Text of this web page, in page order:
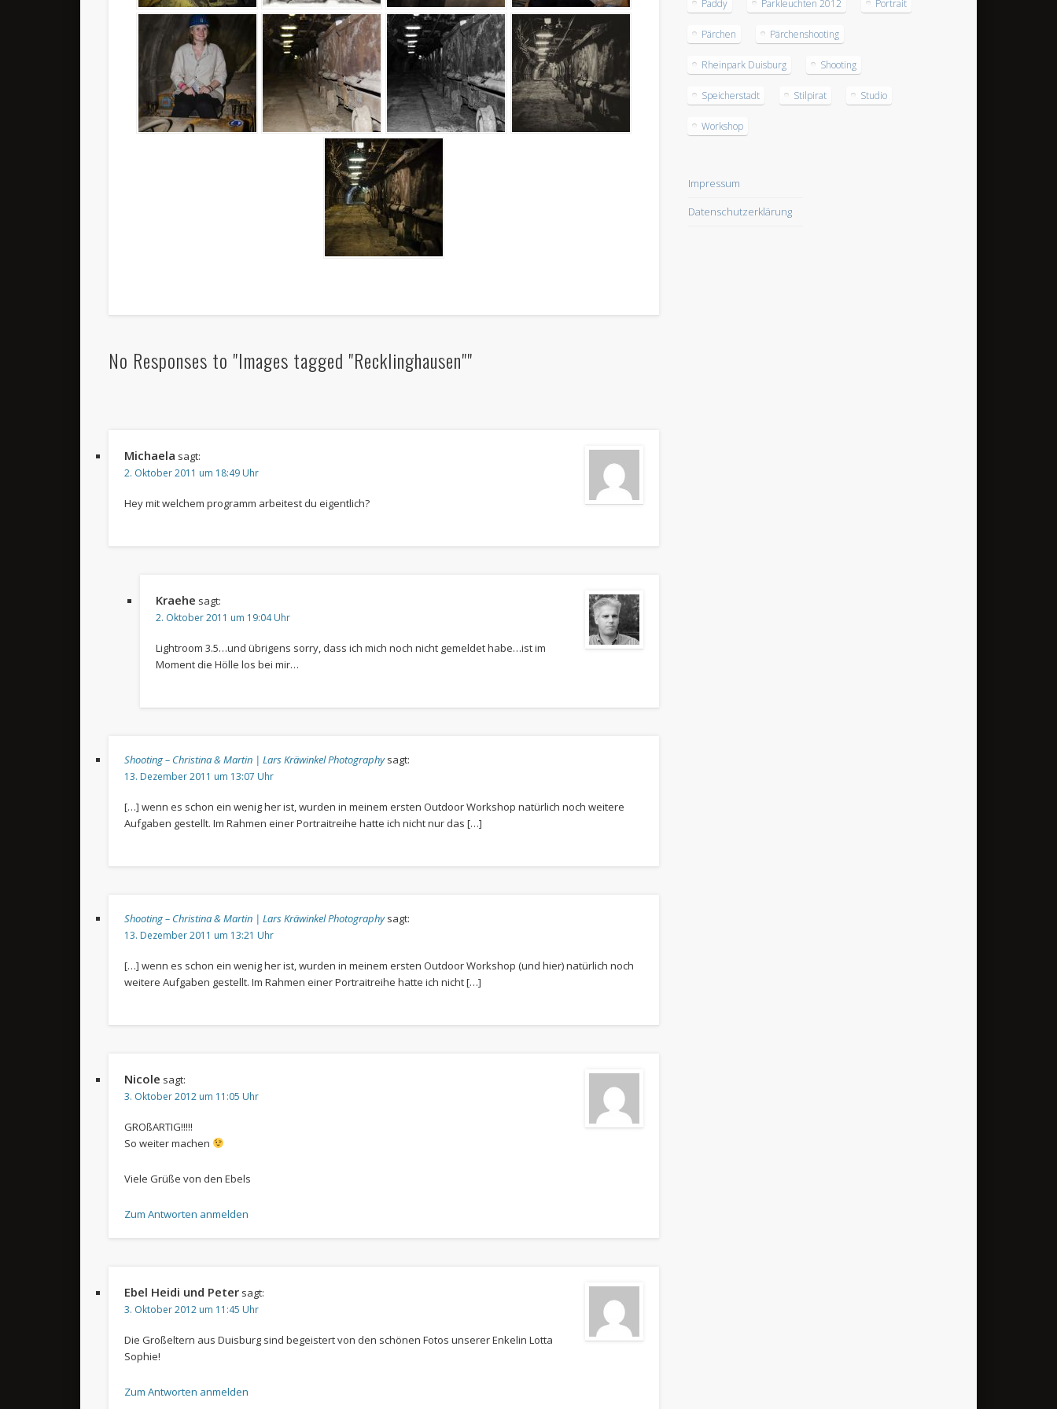
No Responses to "Images tagged "Recklinghausen""
Michaela sagt:
2. Oktober 2011 um 18:49 Uhr
Hey mit welchem programm arbeitest du eigentlich?
Kraehe sagt:
2. Oktober 2011 um 19:04 Uhr
Lightroom 3.5…und übrigens sorry, dass ich mich noch nicht gemeldet habe…ist im
Moment die Hölle los bei mir…
Shooting – Christina & Martin | Lars Kräwinkel Photographysagt:
13. Dezember 2011 um 13:07 Uhr
[…] wenn es schon ein wenig her ist, wurden in meinem ersten Outdoor Workshop natürlich noch weitere
Aufgaben gestellt. Im Rahmen einer Portraitreihe hatte ich nicht nur das […]
Shooting – Christina & Martin | Lars Kräwinkel Photographysagt:
13. Dezember 2011 um 13:21 Uhr
[…] wenn es schon ein wenig her ist, wurden in meinem ersten Outdoor Workshop (und hier) natürlich noch
weitere Aufgaben gestellt. Im Rahmen einer Portraitreihe hatte ich nicht […]
Nicole sagt:
3. Oktober 2012 um 11:05 Uhr
GROßARTIG!!!!!
So weiter machen
Viele Grüße von den Ebels
Zum Antworten anmelden
Ebel Heidi und Peter sagt:
3. Oktober 2012 um 11:45 Uhr
Die Großeltern aus Duisburg sind begeistert von den schönen Fotos unserer Enkelin Lotta
Sophie!
Zum Antworten anmelden
Paddy Parkleuchten 2012 Portrait
Pärchen Pärchenshooting
Rheinpark Duisburg Shooting
Speicherstadt Stilpirat Studio
Workshop
Impressum
Datenschutzerklärung